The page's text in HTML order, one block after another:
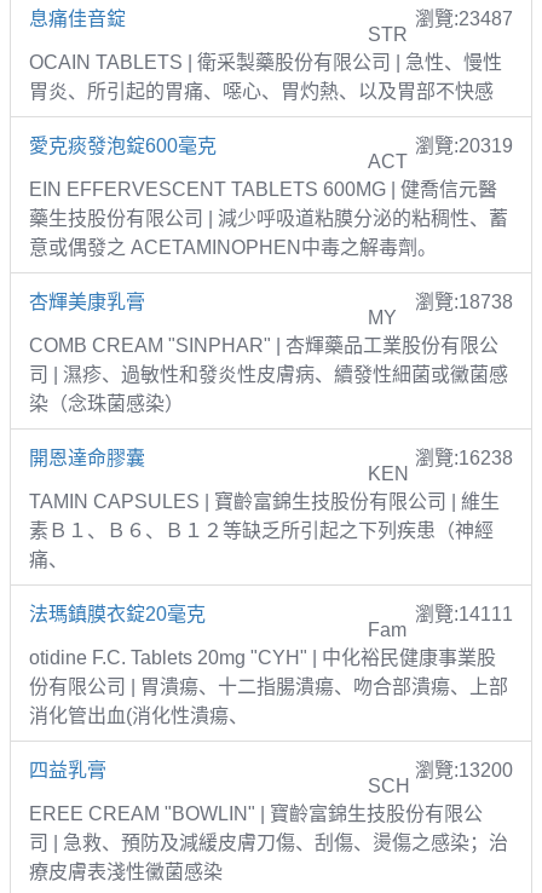
息痛佳音錠 瀏覽:23487
STR
OCAIN TABLETS | 衛采製藥股份有限公司 | 急性、慢性
胃炎、所引起的胃痛、噁心、胃灼熱、以及胃部不快感
愛克痰發泡錠600毫克 瀏覽:20319
ACT
EIN EFFERVESCENT TABLETS 600MG | 健喬信元醫
藥生技股份有限公司 | 減少呼吸道粘膜分泌的粘稠性、蓄
意或偶發之 ACETAMINOPHEN中毒之解毒劑。
杏輝美康乳膏 瀏覽:18738
MY
COMB CREAM "SINPHAR" | 杏輝藥品工業股份有限公
司 | 濕疹、過敏性和發炎性皮膚病、續發性細菌或黴菌感
染（念珠菌感染）
開恩達命膠囊 瀏覽:16238
KEN
TAMIN CAPSULES | 寶齡富錦生技股份有限公司 | 維生
素Ｂ１、Ｂ６、Ｂ１２等缺乏所引起之下列疾患（神經
痛、
法瑪鎮膜衣錠20毫克 瀏覽:14111
Fam
otidine F.C. Tablets 20mg "CYH" | 中化裕民健康事業股
份有限公司 | 胃潰瘍、十二指腸潰瘍、吻合部潰瘍、上部
消化管出血(消化性潰瘍、
四益乳膏 瀏覽:13200
SCH
EREE CREAM "BOWLIN" | 寶齡富錦生技股份有限公
司 | 急救、預防及減緩皮膚刀傷、刮傷、燙傷之感染；治
療皮膚表淺性黴菌感染